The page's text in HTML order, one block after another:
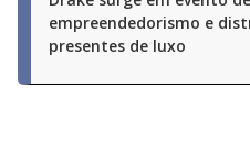
empreendedorismo e
presentes de luxo